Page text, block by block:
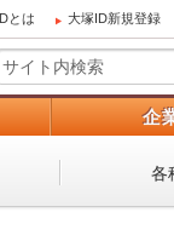
とは 大塚ID新規登録
企
各